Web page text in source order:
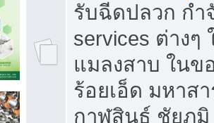
รับฉีดปลวก กำ
services ต่าง
แมลงสาบ ใน
ร้อยเอ็ด มหาส
กาฬสินธุ์ ชัยภู